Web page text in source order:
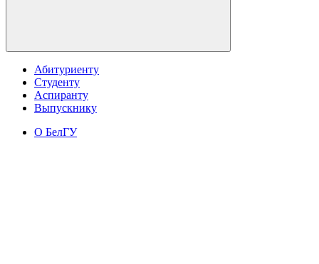
Абитуриенту
Студенту
Аспиранту
Выпускнику
О БелГУ